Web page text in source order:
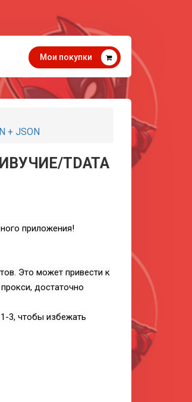
Мои покупки
+ JSON
TDATA
приложения!
Это может привести к
достаточно
1-3, чтобы избежать